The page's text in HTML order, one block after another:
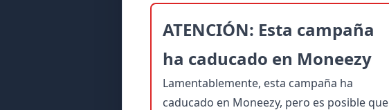
ATENCIÓN: Esta campaña
ha caducado en Moneezy
Lamentablemente, esta campaña ha
caducado en Moneezy, pero es posible que